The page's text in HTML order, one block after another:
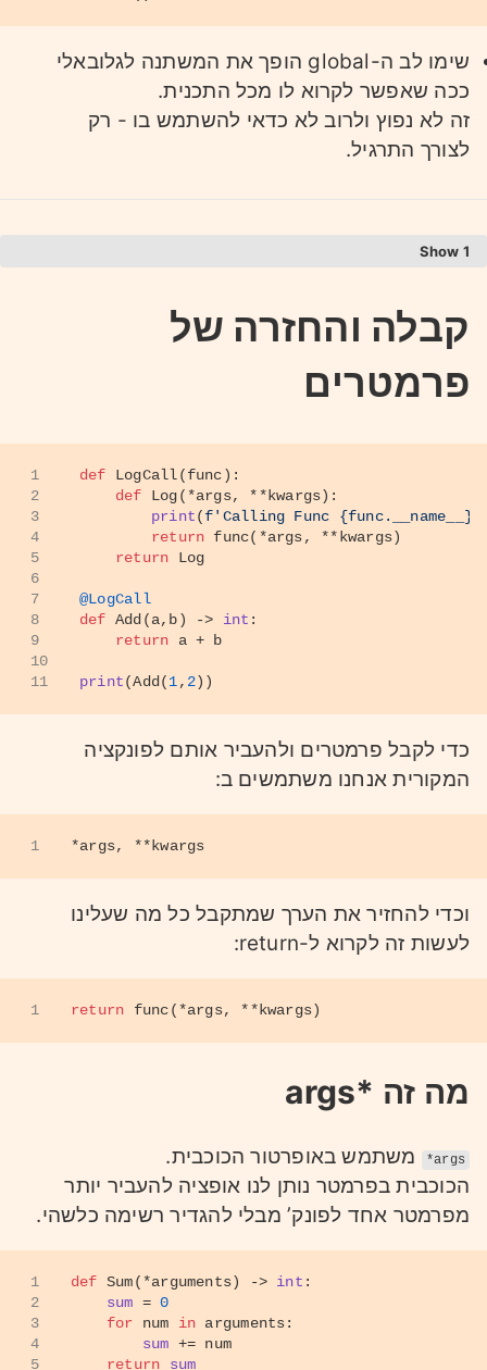
שימו לב ה-global הופך את המשתנה לגלובאלי
ככה שאפשר לקרוא לו מכל התכנית.
זה לא נפוץ ולרוב לא כדאי להשתמש בו - רק
לצורך התרגיל.
1
7
number
number = 0
        func()
@DoTwice
CallMe():
global number
    number +=
כל מה שהיה חסר כאן זה קריאה נוספת ל-
בתוך הפונקציה
קבלה והחזרה של
פרמטרים
1
2
3
4
5
6
7
8
9
10
11
def LogCall(func):
def
Log(*args, **kwargs):
print(f'Calling Func {func.__name__}
return func(*args, **kwargs)
return Log
@LogCall
def Add(a,b) -> int :
return a + b
print(Add(1, 2))
כדי לקבל פרמטרים ולהעביר אותם לפונקציה
המקורית אנחנו משתמשים ב:
1 *args, **kwargs
וכדי להחזיר את הערך שמתקבל כל מה שעלינו
לעשות זה לקרוא ל-return:
1 return func(*args, **kwargs)
מה זה *args
*args
משתמש באופרטור הכוכבית.
הכוכבית בפרמטר נותן לנו אופציה להעביר יותר
מפרמטר אחד לפונק’ מבלי להגדיר רשימה כלשהי.
1
2
3
4
5
def Sum(*arguments) -> int :
sum = 0
for
num in arguments:
sum += num
return
sum